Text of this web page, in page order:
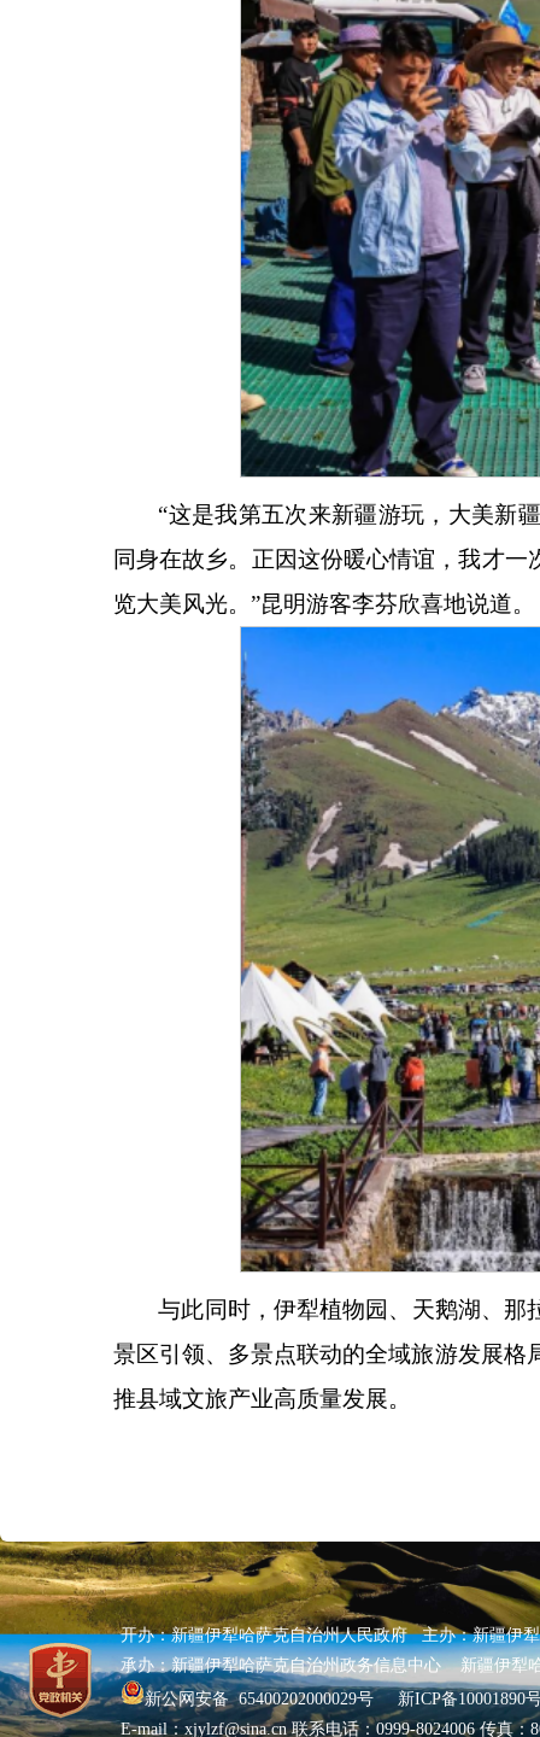
“这是我第五次来新疆游玩，大美新
同身在故乡。正因这份暖心情谊，我才
览大美风光。”昆明游客李芬欣喜地说道。
与此同时，伊犁植物园、天鹅湖、那
景区引领、多景点联动的全域旅游发展
推县域文旅产业高质量发展。
开办：新疆伊犁哈萨克自治州人民政府 主办：新疆伊
承办：新疆伊犁哈萨克自治州政务信息中心 新疆伊犁
新公网安备 65400202000029号
新ICP备10001890
E-mail：xjylzf@sina.cn 联系电话：0999-8024006 传真